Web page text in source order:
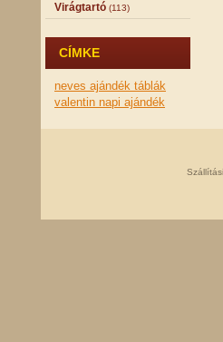
Virágtartó (113)
CÍMKE
neves ajándék táblák
valentin napi ajándék